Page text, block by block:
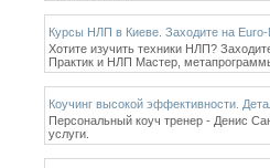
Курсы НЛП в Киеве. Заходите на Euro-
Хотите изучить техники НЛП?
Практик и НЛП Мастер,
Коучинг высокой эффективности.
Персональный коуч тренер - Денис
услуги.